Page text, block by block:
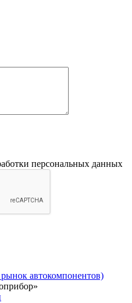
персональных данных
автокомпонентов)